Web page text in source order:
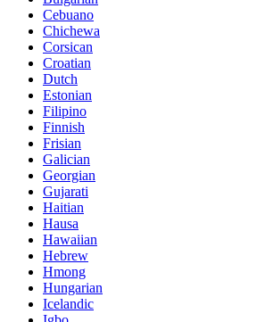
Cebuano
Chichewa
Corsican
Croatian
Dutch
Estonian
Filipino
Finnish
Frisian
Galician
Georgian
Gujarati
Haitian
Hausa
Hawaiian
Hebrew
Hmong
Hungarian
Icelandic